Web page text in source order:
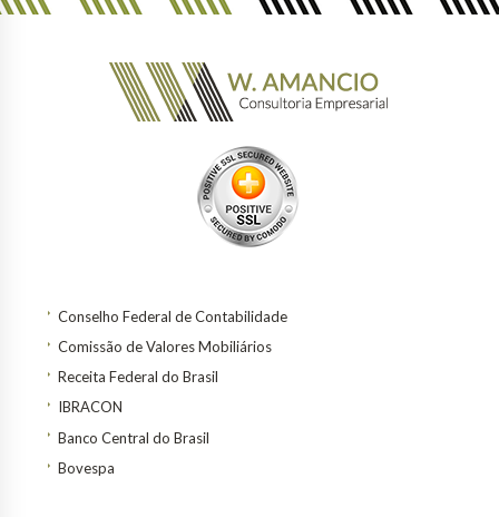
Conselho Federal de Contabilidade
Comissão de Valores Mobiliários
Receita Federal do Brasil
IBRACON
Banco Central do Brasil
Bovespa